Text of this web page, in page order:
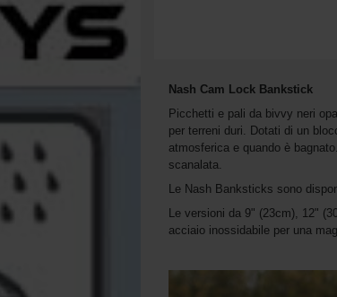
Nash Cam Lock Bankstick
Picchetti e pali da bivvy neri
per terreni duri. Dotati di un
atmosferica e quando è
scanalata.
Le Nash Banksticks sono
Le versioni da 9" (23cm), 12"
acciaio inossidabile per una